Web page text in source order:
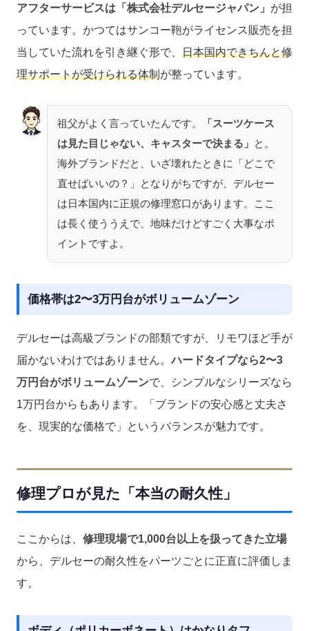
アフターサービスは「株式会社デルセージャパン」 が担
っています。かつてはサンコー鞄がライセンス販売を担
当していた流れを引き継ぐ形で、 日本国内できちんと修
理サポートが受けられる体制が整っています。
祖父がよく言っていたんです。
「スーツケース
は見た目じゃない、キャスターで決まる」
と。
海外ブランドだと、いざ壊れたときに「どこで
直せばいいの？」となりがちですが、デルセー
は日本国内に正規の修理窓口があります。ここ
は長く使ううえで、地味だけどすごく大事なポ
イントですよ。
価格帯は2〜3万円台がボリュームゾーン
デルセーは高級ブランドの部類ですが、リモワほど手が
届かないわけではありません。ハードタイプなら2〜3
万円台がボリュームゾーンで、シンプルなシリーズなら
1万円台からもあります。「ブランドの安心感と丈夫さ
を、現実的な価格で」というバランスが魅力です。
修理プロが見た「本当の耐久性」
ここからは、 修理現場で1,000台以上を扱ってきた立場
から、デルセーの耐久性をパーツごとに正直に評価しま
す。